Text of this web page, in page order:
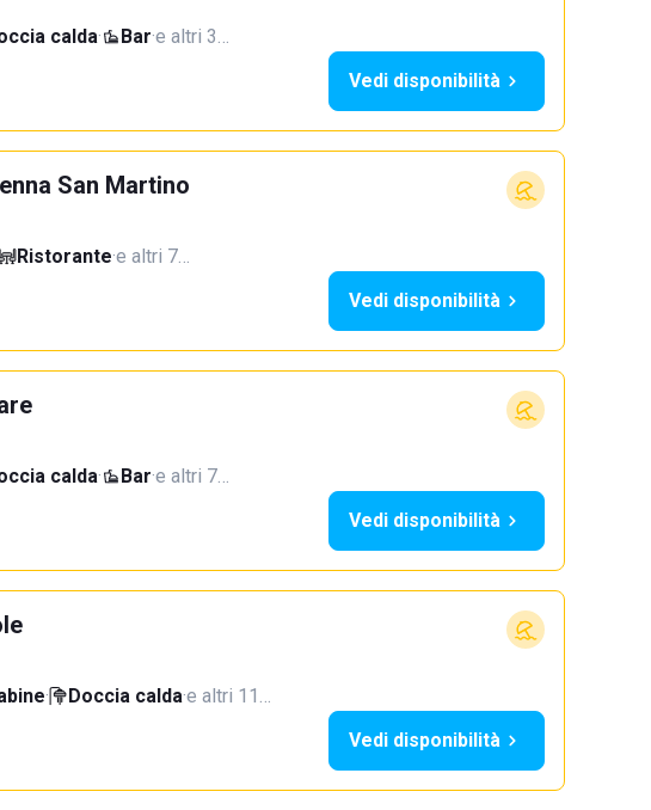
calda· Bar·e altri 3…
Vedi disponibilità
San Martino
Ristorante·e altri 7…
Vedi disponibilità
calda· Bar·e altri 7…
Vedi disponibilità
· Doccia calda·e altri 11…
Vedi disponibilità